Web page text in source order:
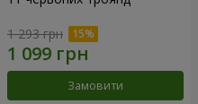
1 293 грн
Замовити